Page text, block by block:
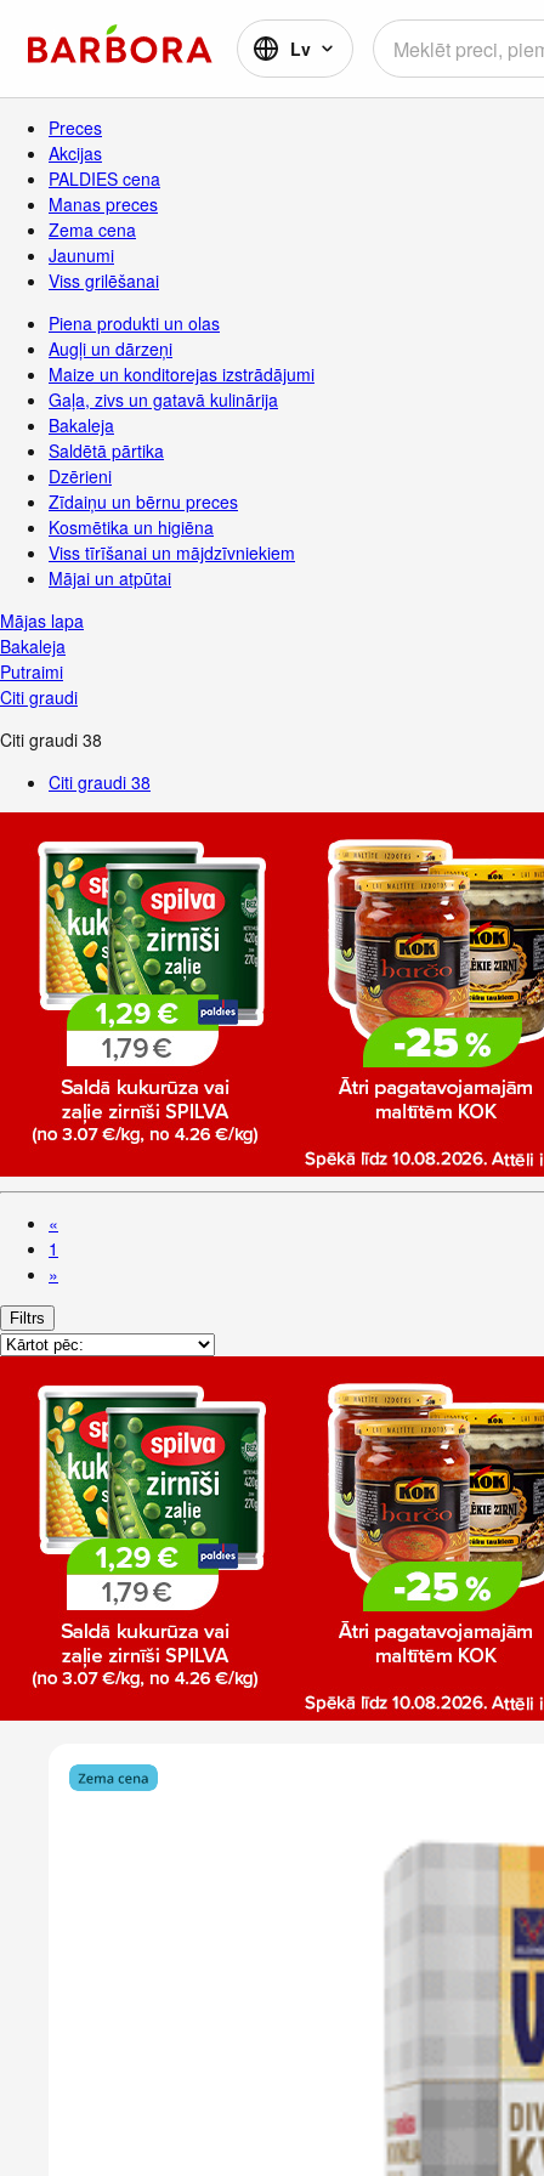
Lv
Preces
Akcijas
PALDIES cena
Manas preces
Zema cena
Jaunumi
Viss grilēšanai
Piena produkti un olas
Augļi un dārzeņi
Maize un konditorejas izstrādājumi
Gaļa, zivs un gatavā kulinārija
Bakaleja
Saldētā pārtika
Dzērieni
Zīdaiņu un bērnu preces
Kosmētika un higiēna
Viss tīrīšanai un mājdzīvniekiem
Mājai un atpūtai
Mājas lapa
Bakaleja
Putraimi
Citi graudi
Citi graudi 38
Citi graudi 38
«
1
»
Filtrs